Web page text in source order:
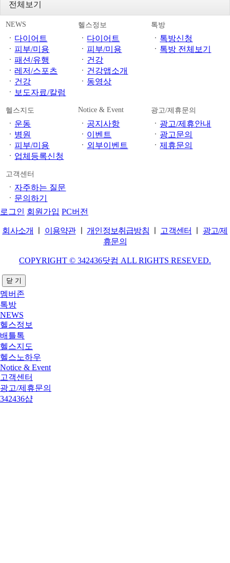
전체보기
NEWS
ㆍ 다이어트
ㆍ 피부/미용
ㆍ패션/유행
ㆍ 레저/스포츠
ㆍ 건강
ㆍ 보도자료/칼럼
헬스정보
ㆍ 다이어트
ㆍ 피부/미용
ㆍ 건강
ㆍ 건강앱소개
ㆍ 동영상
톡방
ㆍ 톡방신청
ㆍ 톡방 전체보기
헬스지도
ㆍ 운동
ㆍ 병원
ㆍ 피부/미용
ㆍ 업체등록신청
Notice & Event
ㆍ 공지사항
ㆍ 이벤트
ㆍ 외부이벤트
광고/제휴문의
ㆍ 광고/제휴안내
ㆍ 광고문의
ㆍ제휴문의
고객센터
ㆍ 자주하는 질문
ㆍ 문의하기
로그인 회원가입 PC버전
회사소개 이용약관ㅣ개인정보취급방침 고객센터
광고/제
휴문의
COPYRIGHT © 342436닷컴 ALL RIGHTS RESEVED.
닫 기
멤버존
톡방
NEWS
헬스정보
배틀톡
헬스지도
헬스노하우
Notice & Event
고객센터
광고/제휴문의
342436샵